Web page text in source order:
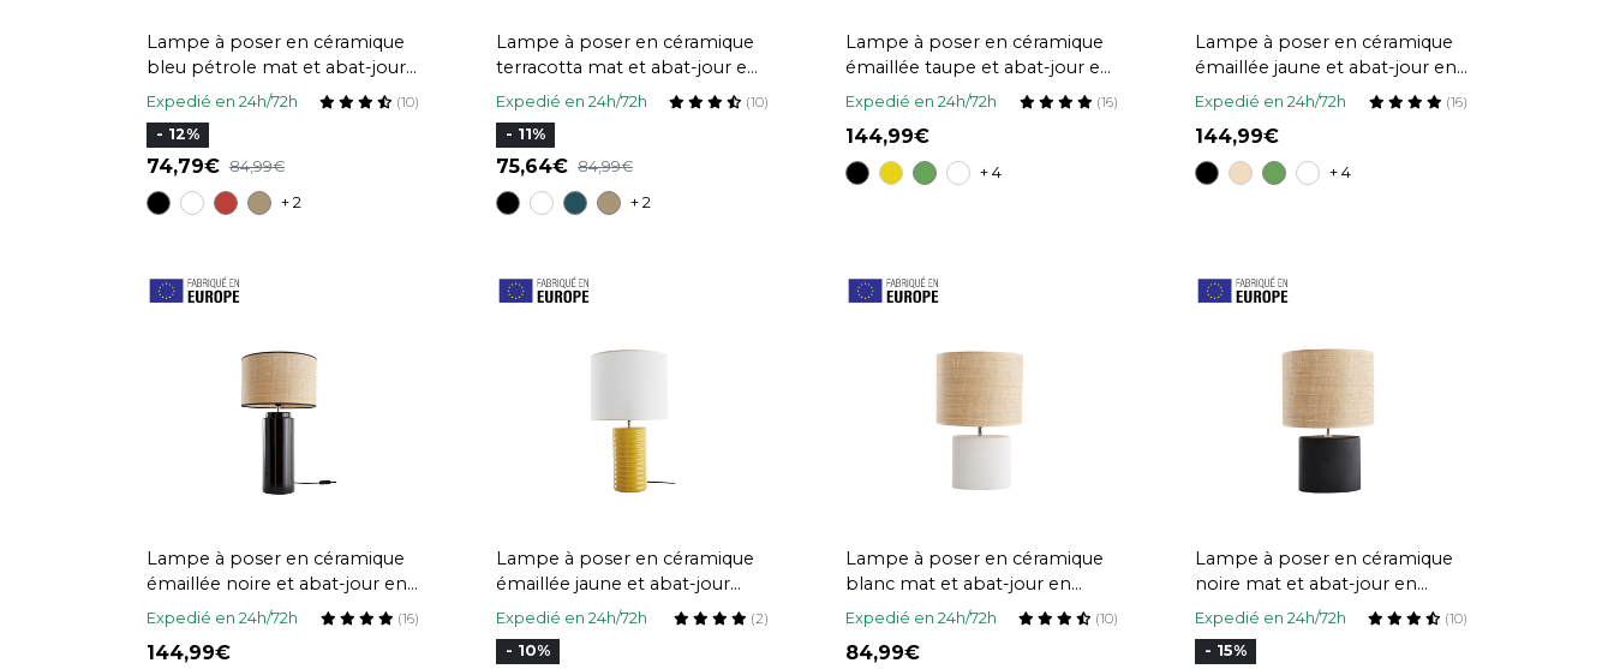
Lampe à poser en céramique
bleu pétrole mat et abat-jour
en raphia naturel H40 cm TIGA
Expedié en 24h/72h (10)
- 12%
74,79 84,99
+ 2
Lampe à poser en céramique
terracotta mat et abat-jour en
raphia naturel H40 cm TIGA
Expedié en 24h/72h (10)
- 11%
75,64 84,99
+ 2
Lampe à poser en céramique
émaillée taupe et abat-jour en
raphia naturel H64 cm MAJES
Expedié en 24h/72h (16)
144,99
+ 4
Lampe à poser en céramique
émaillée jaune et abat-jour en
raphia naturel H64 cm MAJES
Expedié en 24h/72h (16)
144,99
+ 4
Lampe à poser en céramique
émaillée noire et abat-jour en
raphia naturel H64 cm MAJES
Expedié en 24h/72h (16)
144,99
Lampe à poser en céramique
émaillée jaune et abat-jour
écru H53 cm BERRO
Expedié en 24h/72h (2)
- 10%
Lampe à poser en céramique
blanc mat et abat-jour en
raphia naturel H40 cm TIGA
Expedié en 24h/72h (10)
84,99
Lampe à poser en céramique
noire mat et abat-jour en
raphia naturel H40 cm TIGA
Expedié en 24h/72h (10)
- 15%